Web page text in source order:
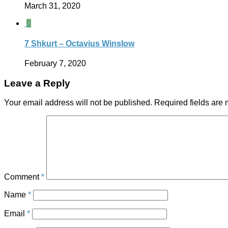
March 31, 2020
0
7 Shkurt – Octavius Winslow
February 7, 2020
Leave a Reply
Your email address will not be published. Required fields are
Comment*
Name *
Email *